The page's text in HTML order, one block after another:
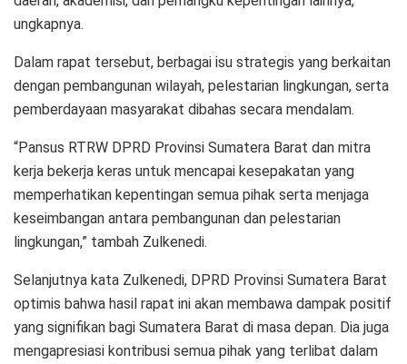
ungkapnya.
Dalam rapat tersebut, berbagai isu strategis yang berkaitan
dengan pembangunan wilayah, pelestarian lingkungan, serta
pemberdayaan masyarakat dibahas secara mendalam.
“Pansus RTRW DPRD Provinsi Sumatera Barat dan mitra
kerja bekerja keras untuk mencapai kesepakatan yang
memperhatikan kepentingan semua pihak serta menjaga
keseimbangan antara pembangunan dan pelestarian
lingkungan,” tambah Zulkenedi.
Selanjutnya kata Zulkenedi, DPRD Provinsi Sumatera Barat
optimis bahwa hasil rapat ini akan membawa dampak positif
yang signifikan bagi Sumatera Barat di masa depan. Dia juga
mengapresiasi kontribusi semua pihak yang terlibat dalam